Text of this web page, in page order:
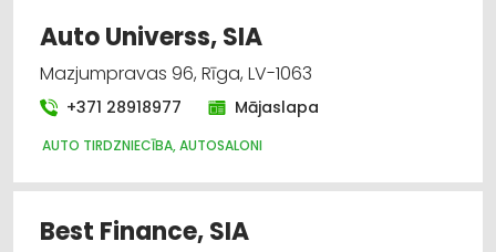
Finanšu darbība
Auto tirdzniecība, autosaloni
Biznesa konsultācijas, pakalpojumi
Auto Universs, SIA
Mazjumpravas 96, Rīga, LV-1063
+371 28918977 Mājaslapa
AUTO TIRDZNIECĪBA, AUTOSALONI
Best Finance, SIA